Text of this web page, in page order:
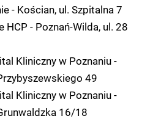
- Kościan, ul. Szpitalna 7
- Poznań-Wilda, ul. 28
Kliniczny w Poznaniu -
49
Kliniczny w Poznaniu -
16/18